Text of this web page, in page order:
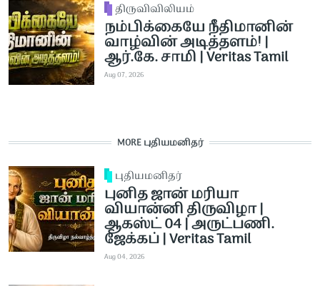
திருவிவிலியம்
நம்பிக்கையே நீதிமானின்
வாழ்வின் அடித்தளம்! |
ஆர்.கே. சாமி | Veritas Tamil
Aug 07, 2026
MORE புதியமனிதர்
புதியமனிதர்
புனித ஜான் மரியா
வியான்னி திருவிழா |
ஆகஸ்ட் 04 | அருட்பணி.
ஜேக்கப் | Veritas Tamil
Aug 04, 2026